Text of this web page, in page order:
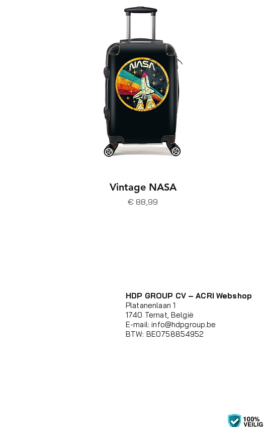
Vintage NASA
Prijs
€ 88,99
HDP GROUP CV – ACRI Webshop
Platanenlaan 1
1740 Ternat, België
E-mail:info@hdpgroup.be
BTW: BE0758854952